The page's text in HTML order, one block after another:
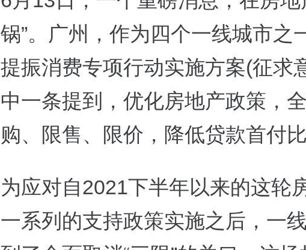
锅”。广州，作为四个一线城市之
提振消费专项行动实施方案(征求
中一条提到，优化房地产政策，
购、限售、限价，降低贷款首付比
为应对自2021下半年以来的这轮
一系列的支持政策实施之后，一